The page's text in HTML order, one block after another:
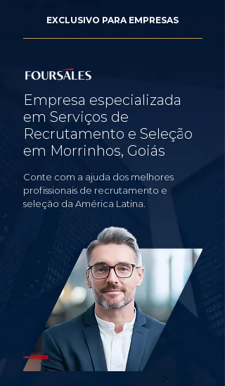
EXCLUSIVO PARA EMPRESAS
Empresa especializada
em Serviços de
Recrutamento e Seleção
em Morrinhos, Goiás
Conte com a ajuda dos melhores
profissionais de recrutamento e
seleção da América Latina.